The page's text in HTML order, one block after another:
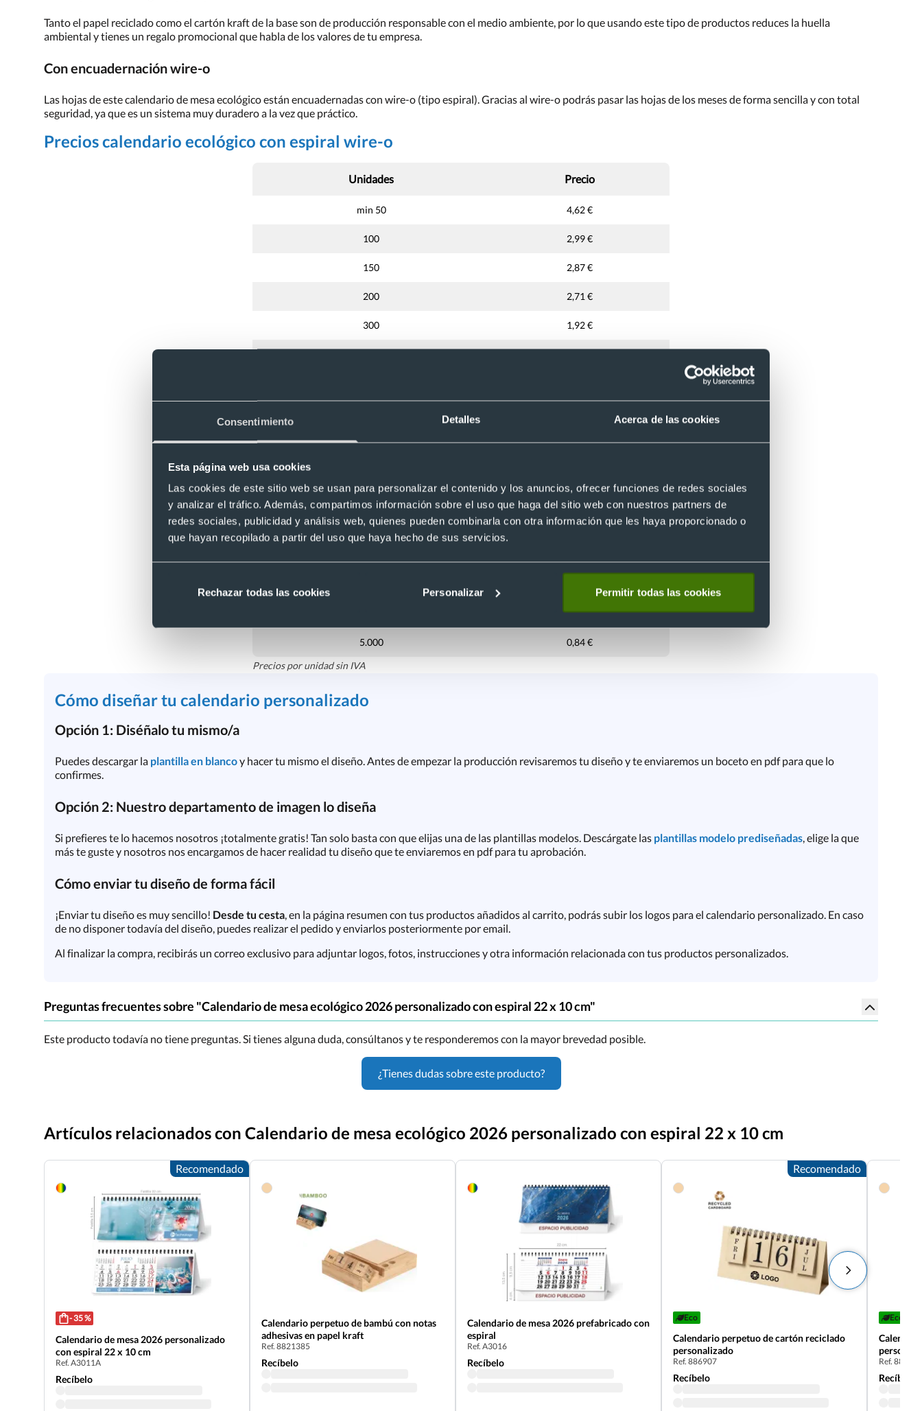
Consentimiento Detalles Acerca de las cookies
Esta página web usa cookies
Las cookies de este sitio web se usan para personalizar el contenido y los anuncios, ofrecer funciones de redes sociales
y analizar el tráfico. Además, compartimos información sobre el uso que haga del sitio web con nuestros partners de
redes sociales, publicidad y análisis web, quienes pueden combinarla con otra información que les haya proporcionado o
que hayan recopilado a partir del uso que haya hecho de sus servicios.
Rechazar todas las cookies Personalizar Permitir todas las cookies
Tanto el papel reciclado como el cartón kraft de la base son de producción responsable con el medio ambiente, por lo que usando este tipo de productos reduces la huella
ambiental y tienes un regalo promocional que habla de los valores de tu empresa.
Con encuadernación wire-o
Las hojas de este calendario de mesa ecológico están encuadernadas con wire-o (tipo espiral). Gracias al wire-o podrás pasar las hojas de los meses de forma sencilla y con total
seguridad, ya que es un sistema muy duradero a la vez que práctico.
Precios calendario ecológico con espiral wire-o
Unidades Precio
min 50 4,62 €
100 2,99 €
150 2,87 €
200 2,71 €
300 1,92 €
1.000 1,41 €
2.000 1,26 €
2.500 1,22 €
0,96 €
5.000
0,84 €
Precios por unidad sin IVA
Cómo diseñar tu calendario personalizado
Opción 1: Diséñalo tu mismo/a
Puedes descargar la plantilla en blancoy hacer tu mismo el diseño. Antes de empezar la producción revisaremos tu diseño y te enviaremos un boceto en pdf para que lo
confirmes.
Opción 2: Nuestro departamento de imagen lo diseña
Si prefieres te lo hacemos nosotros ¡totalmente gratis! Tan solo basta con que elijas una de las plantillas modelos. Descárgate las plantillas modelo prediseñadas, elige la que
más te guste y nosotros nos encargamos de hacer realidad tu diseño que te enviaremos en pdf para tu aprobación.
Cómo enviar tu diseño de forma fácil
¡Enviar tu diseño es muy sencillo! Desde tu cesta, en la página resumen con tus productos añadidos al carrito, podrás subir los logos para el calendario personalizado. En caso
de no disponer todavía del diseño, puedes realizar el pedido y enviarlos posteriormente por email.
Al finalizar la compra, recibirás un correo exclusivo para adjuntar logos, fotos, instrucciones y otra información relacionada con tus productos personalizados.
Preguntas frecuentes sobre "Calendario de mesa ecológico 2026 personalizado con espiral 22 x 10 cm"
Este producto todavía no tiene preguntas. Si tienes alguna duda, consúltanos y te responderemos con la mayor brevedad posible.
¿Tienes dudas sobre este producto?
Artículos relacionados con Calendario de mesa ecológico 2026 personalizado con espiral 22 x 10 cm
Recomendado
- 35 %
Calendario de mesa 2026 personalizado
con espiral 22 x 10 cm
Ref. A3011A
Recíbelo
Calendario perpetuo de bambú con notas
adhesivas en papel kraft
Ref. 8821385
Recíbelo
Calendario de mesa 2026 prefabricado con
espiral
Ref. A3016
Recíbelo
Recomendado
Eco
Calendario perpetuo de cartón reciclado
personalizado
Ref. 886907
Recíbelo
Eco
Ref.
Recíbelo